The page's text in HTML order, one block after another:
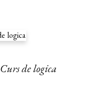
Curs de logica